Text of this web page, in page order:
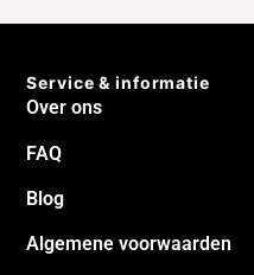
Service & informatie
Over ons
FAQ
Blog
Algemene voorwaarden